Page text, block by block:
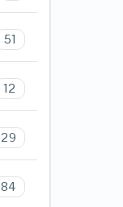
51
12
29
84